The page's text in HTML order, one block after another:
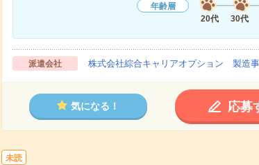
年齢層
20代
30代
派遣会社 株式会社綜合キャリアオプション 製造事
気になる！ 応募
未読